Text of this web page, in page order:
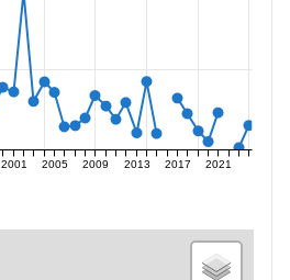
2001 2005 2009 2013 2017 2021